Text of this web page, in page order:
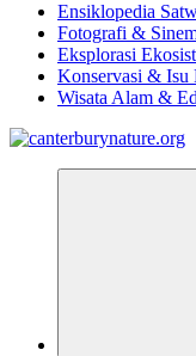
Ensiklopedia
Fotografi &
Eksplorasi
Konservasi & Isu
Wisata Alam &
Tur Alam dan